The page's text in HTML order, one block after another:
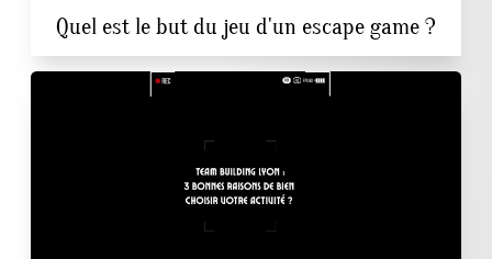
Quel est le but du jeu d'un escape game ?